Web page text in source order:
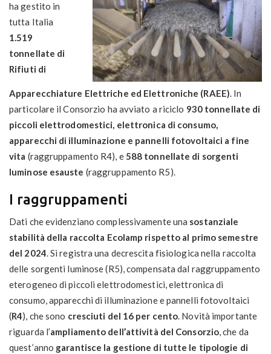
ha gestito in
tutta Italia
1.519
tonnellate di
Rifiuti di
Apparecchiature Elettriche ed Elettroniche (RAEE). In
particolare il Consorzio ha avviato a riciclo 930 tonnellate di
piccoli elettrodomestici, elettronica di consumo,
apparecchi di illuminazione e pannelli fotovoltaici a fine
vita (raggruppamento R4), e588 tonnellate di sorgenti
luminose esauste (raggruppamento R5).
I raggruppamenti
Dati che evidenziano complessivamente una sostanziale
stabilità della raccolta Ecolamp rispetto al primo semestre
del 2024. Si registra una decrescita fisiologica nella raccolta
delle sorgenti luminose (R5), compensata dal raggruppamento
eterogeneo di piccoli elettrodomestici, elettronica di
consumo, apparecchi di illuminazione e pannelli fotovoltaici
(R4), che sono cresciuti del 16 per cento. Novità importante
riguarda l’ampliamento dell’attività del Consorzio, che da
quest’anno garantisce la gestione di tutte le tipologie di